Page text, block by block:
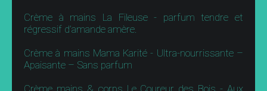
Crème à mains La Fileuse - parfum tendre et
régressif d’amande amère.
Crème à mains Mama Karité - Ultra-nourrissante –
Apaisante – Sans parfum
Crème mains & corps Le Coureur des Bois - Aux